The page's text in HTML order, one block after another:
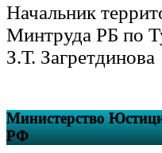
Начальник
Минтруда РБ по
З.Т. Загретдинова
Министерство
РФ